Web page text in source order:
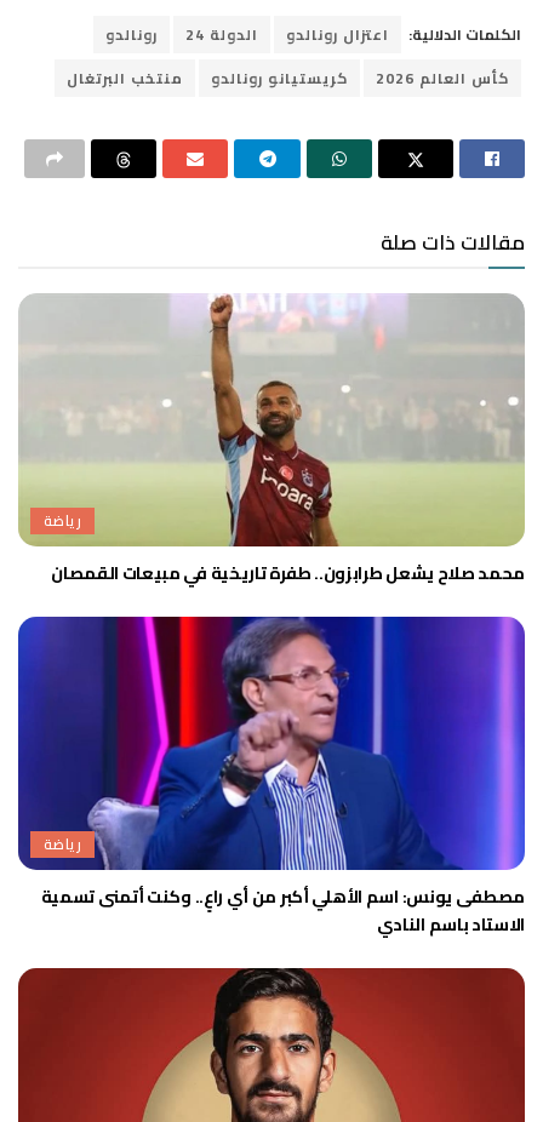
الكلمات الدلالية: اعتزال رونالدو الدولة 24
رونالدو
كأس العالم 2026
كريستيانو رونالدو منتخب البرتغال
مقالات ذات صلة
رياضة
محمد صلاح يشعل طرابزون.. طفرة تاريخية في مبيعات القمصان
رياضة
مصطفى يونس: اسم الأهلي أكبر من أي راعٍ.. وكنت أتمنى تسمية
الاستاد باسم النادي